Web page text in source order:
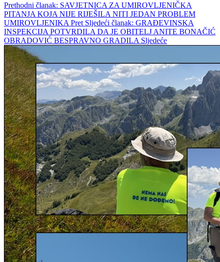
Prethodni članak: SAVJETNICA ZA UMIROVLJENIČKA
PITANJA KOJA NIJE RIJEŠILA NITI JEDAN PROBLEM
UMIROVLJENIKA Pret Sljedeći članak: GRAĐEVINSKA
INSPEKCIJA POTVRDILA DA JE OBITELJ ANITE BONAČIĆ
OBRADOVIĆ BESPRAVNO GRADILA Sljedeće